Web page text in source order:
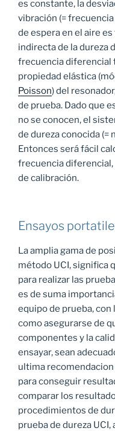
es constante, la
vibración (=
de espera en el aire
indirecta de la dureza
frecuencia diferencial
propiedad elástica
Poisson) del
de prueba. Dado que
no se conocen, el
de dureza conocida (=
Entonces será fácil
frecuencia diferencial,
de calibración.
Ensayos
La amplia gama de
método UCI, significa
para realizar las
es de suma
equipo de prueba,
como asegurarse de
componentes y la
ensayar, sean
ultima
para conseguir
comparar los
procedimientos de
prueba de dureza